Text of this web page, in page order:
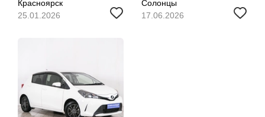
Красноярск
25.01.2026
Солонцы
17.06.2026